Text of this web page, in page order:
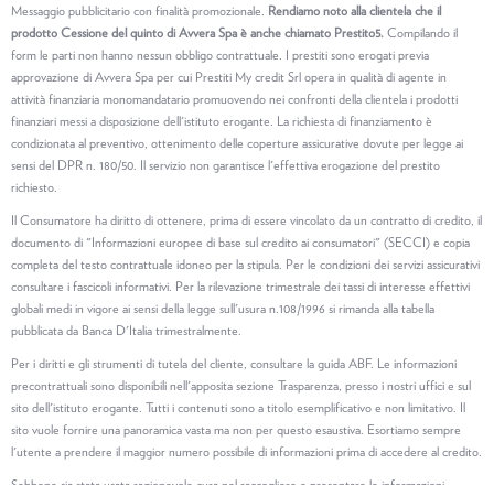
Messaggio pubblicitario con finalità promozionale. Rendiamo noto alla clientela che il
prodotto Cessione del quinto di Avvera Spa è anche chiamato Prestito5.Compilando il
form le parti non hanno nessun obbligo contrattuale. I prestiti sono erogati previa
approvazione di Avvera Spa per cui Prestiti My credit Srl opera in qualità di agente in
attività finanziaria monomandatario promuovendo nei confronti della clientela i prodotti
finanziari messi a disposizione dell'istituto erogante. La richiesta di finanziamento è
condizionata al preventivo, ottenimento delle coperture assicurative dovute per legge ai
sensi del DPR n. 180/50. Il servizio non garantisce l'effettiva erogazione del prestito
richiesto.
Il Consumatore ha diritto di ottenere, prima di essere vincolato da un contratto di credito, il
documento di "Informazioni europee di base sul credito ai consumatori" (SECCI) e copia
completa del testo contrattuale idoneo per la stipula. Per le condizioni dei servizi assicurativi
consultare i fascicoli informativi. Per la rilevazione trimestrale dei tassi di interesse effettivi
globali medi in vigore ai sensi della legge sull'usura n.108/1996 si rimanda alla tabella
pubblicata da Banca D'Italia trimestralmente.
Per i diritti e gli strumenti di tutela del cliente, consultare la guida ABF. Le informazioni
precontrattuali sono disponibili nell'apposita sezione Trasparenza, presso i nostri uffici e sul
sito dell'istituto erogante. Tutti i contenuti sono a titolo esemplificativo e non limitativo. Il
sito vuole fornire una panoramica vasta ma non per questo esaustiva. Esortiamo sempre
l'utente a prendere il maggior numero possibile di informazioni prima di accedere al credito.